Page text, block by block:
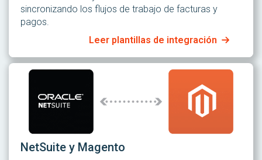
sincronizando los flujos de trabajo de facturas y
pagos.
Leer plantillas de integración
NetSuite y Magento